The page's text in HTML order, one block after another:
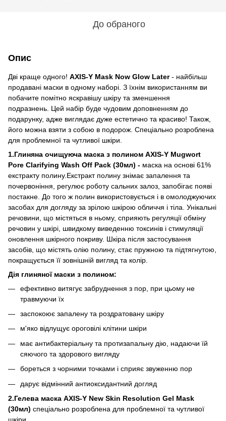
До обраного
Опис
Дві краще одного! AXIS-Y Mask Now Glow Later- найбільш
продавані маски в одному наборі. З їхнім використанням ви
побачите помітно яскравішу шкіру та зменшення
подразнень. Цей набір буде чудовим доповненням до
подарунку, адже виглядає дуже естетично та красиво! Також,
його можна взяти з собою в подорож. Спеціально розроблена
для проблемної та чутливої шкіри.
1.Глиняна очищуюча маска з полином AXIS-Y Mugwort
Pore Clarifying Wash Off Pack (30мл) - маска на основі 61%
екстракту полину.Екстракт полину знімає запалення та
почервоніння, регулює роботу сальних залоз, запобігає появі
постакне. До того ж полин використовується і в омолоджуючих
засобах для догляду за зрілою шкірою обличчя і тіла. Унікальні
речовини, що містяться в ньому, сприяють регуляції обміну
речовин у шкірі, швидкому виведенню токсинів і стимуляції
оновлення шкірного покриву. Шкіра після застосування
засобів, що містять олію полину, стає пружною та підтягнутою,
покращується її зовнішній вигляд та колір.
Дія глиняної маски з полином:
ефективно витягує забруднення з пор, при цьому не
травмуючи їх
заспокоює запалену та роздратовану шкіру
м'яко відлущує ороговілі клітини шкіри
має антибактеріальну та протизапальну дію, надаючи їй
сяючого та здорового вигляду
бореться з чорними точками і сприяє звуженню пор
дарує відмінний антиоксидантний догляд
2.Гелева маска AXIS-Y New Skin Resolution Gel Mask
(30мл) спеціально розроблена для проблемної та чутливої